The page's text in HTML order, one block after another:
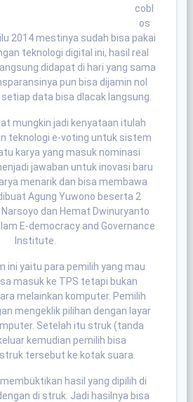
cobl
os
2014 mestinya sudah bisa pakai
teknologi digital ini, hasil real
didapat di hari yang sama
pun bisa dijamin nol
data bisa dlacak langsung.
mungkin jadi kenyataan itulah
teknologi e-voting untuk sistem
karya yang masuk nominasi
jawaban untuk inovasi baru
menarik dan bisa membawa
Agung Yuwono beserta 2
dan Hemat Dwinuryanto
E-democracy and Governance
Institute.
ini yaitu para pemilih yang mau
masuk ke TPS tetapi bukan
melainkan komputer. Pemilih
mengeklik pilihan dengan layar
Setelah itu struk (tanda
kemudian pemilih bisa
tersebut ke kotak suara.
hasil yang dipilih di
di struk. Jadi hasilnya bisa